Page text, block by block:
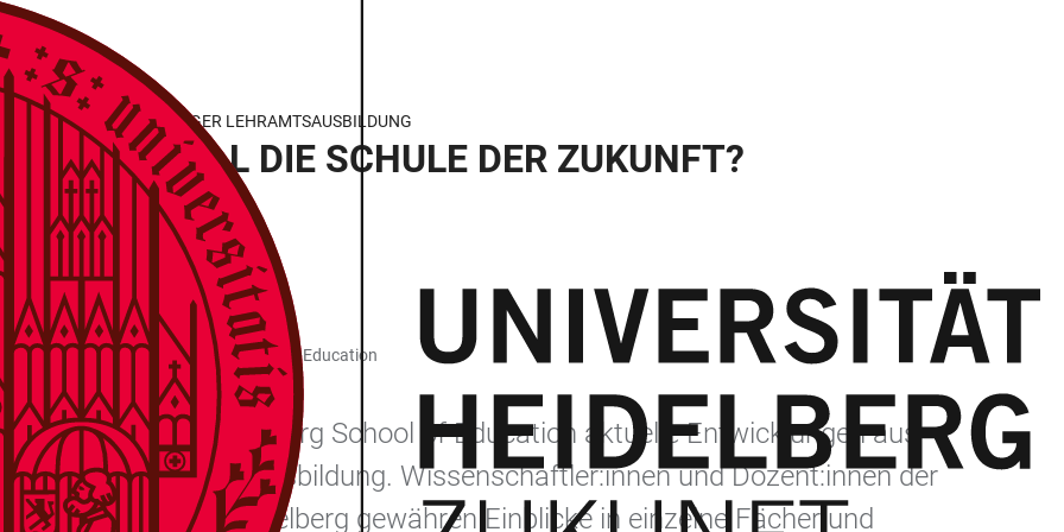
AUS DER HEIDELBERGER LEHRAMTSAUSBILDUNG
WAS SOLL DIE SCHULE DER ZUKUNFT?
Heidelberg, Heidelberg School of Education
die Heidelberg School of Education aktuelle Entwicklungen aus
Thema Lehramtsausbildung. Wissenschaftler:innen und Dozent:innen der
Hochschule Heidelberg gewähren Einblicke in einzelne Fächer und